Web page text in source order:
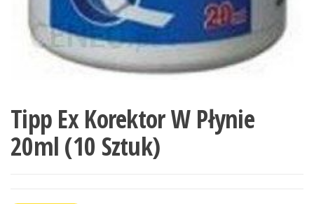
Tipp Ex Korektor W Płynie
20ml (10 Sztuk)